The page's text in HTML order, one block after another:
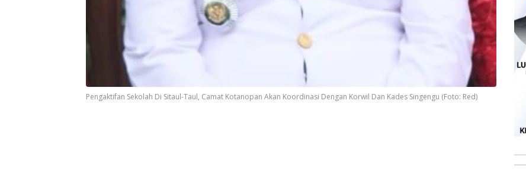
Pengaktifan Sekolah Di Sitaul-Taul, Camat Kotanopan Akan Koordinasi Dengan Korwil Dan Kades Singengu (Foto: Red)